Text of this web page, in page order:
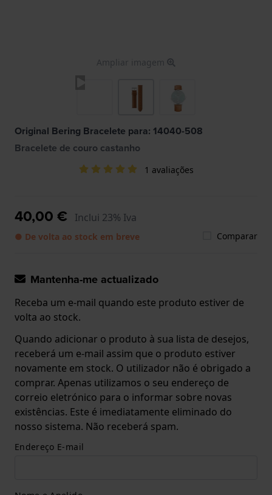
Ampliar imagem
Original Bering Bracelete para: 14040-508
Bracelete de couro castanho
1 avaliações
40,00 € Inclui 23% Iva
● De volta ao stock em breve Comparar
Mantenha-me actualizado
Receba um e-mail quando este produto estiver de
volta ao stock.
Quando adicionar o produto à sua lista de desejos,
receberá um e-mail assim que o produto estiver
novamente em stock. O utilizador não é obrigado a
comprar. Apenas utilizamos o seu endereço de
correio eletrónico para o informar sobre novas
existências. Este é imediatamente eliminado do
nosso sistema. Não receberá spam.
Endereço E-mail